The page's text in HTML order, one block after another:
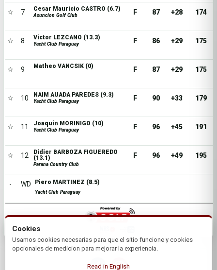
☆ 7 Cesar Mauricio CASTRO (6.7)
Asuncion Golf Club F 87 +28 174
☆ 8 Victor LEZCANO (13.3)
Yacht Club Paraguay F 86 +29 175
☆ 9 Matheo VANCSIK (0) F 87 +29 175
☆ 10 NAIM AUADA PAREDES (9.3)
Yacht Club Paraguay F 90 +33 179
☆ 11 Joaquin MORINIGO (10)
Yacht Club Paraguay F 96 +45 191
☆ 12
Didier BARBOZA FIGUEREDO
(13.1)
Parana Country Club
F 96 +49 195
- WD Piero MARTINEZ (8.5)
Yacht Club Paraguay
Cookies
Usamos cookies necesarias para que el sitio funcione y cookies
opcionales de medicion para mejorar la experiencia.
Read in English